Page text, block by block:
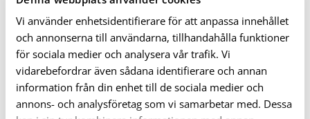
Vi använder enhetsidentifierare för att anpassa innehållet
och annonserna till användarna, tillhandahålla funktioner
för sociala medier och analysera vår trafik. Vi
vidarebefordrar även sådana identifierare och annan
information från din enhet till de sociala medier och
annons- och analysföretag som vi samarbetar med. Dessa
Så hanterar vi cookies